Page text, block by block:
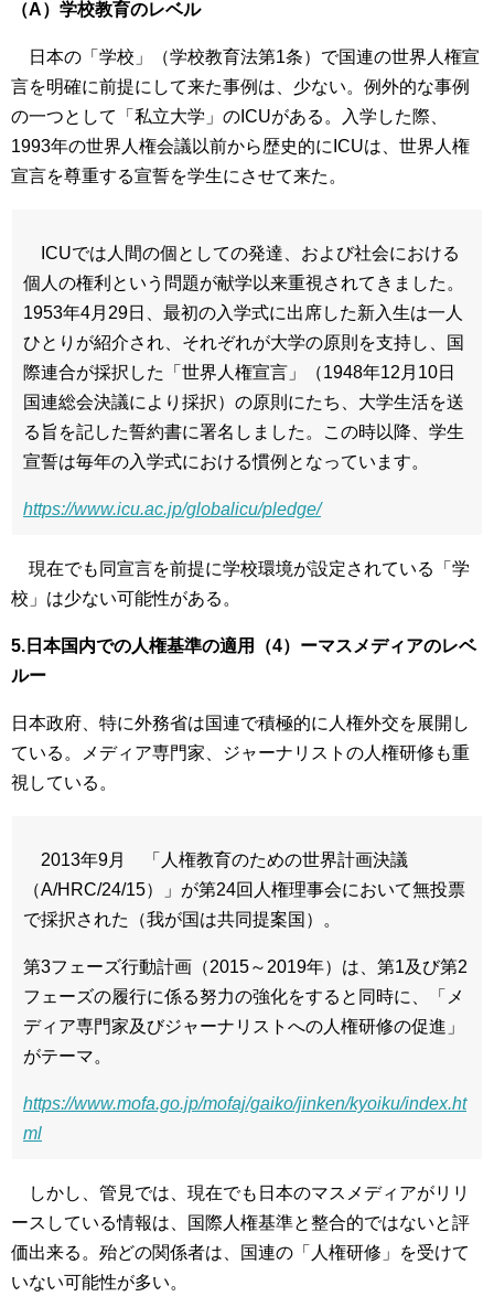
（A）学校教育のレベル
日本の「学校」（学校教育法第1条）で国連の世界人権宣
言を明確に前提にして来た事例は、少ない。例外的な事例
の一つとして「私立大学」のICUがある。入学した際、
1993年の世界人権会議以前から歴史的にICUは、世界人権
宣言を尊重する宣誓を学生にさせて来た。
ICUでは人間の個としての発達、および社会における
個人の権利という問題が献学以来重視されてきました。
1953年4月29日、最初の入学式に出席した新入生は一人
ひとりが紹介され、それぞれが大学の原則を支持し、国
際連合が採択した「世界人権宣言」（1948年12月10日
国連総会決議により採択）の原則にたち、大学生活を送
る旨を記した誓約書に署名しました。この時以降、学生
宣誓は毎年の入学式における慣例となっています。
https://www.icu.ac.jp/globalicu/pledge/
現在でも同宣言を前提に学校環境が設定されている「学
校」は少ない可能性がある。
5.日本国内での人権基準の適用（4）ーマスメディアのレベ
ルー
日本政府、特に外務省は国連で積極的に人権外交を展開し
ている。メディア専門家、ジャーナリストの人権研修も重
視している。
2013年9月 「人権教育のための世界計画決議
（A/HRC/24/15）」が第24回人権理事会において無投票
で採択された（我が国は共同提案国）。
第3フェーズ行動計画（2015～2019年）は、第1及び第2
フェーズの履行に係る努力の強化をすると同時に、「メ
ディア専門家及びジャーナリストへの人権研修の促進」
がテーマ。
https://www.mofa.go.jp/mofaj/gaiko/jinken/kyoiku/index.ht
ml
しかし、管見では、現在でも日本のマスメディアがリリ
ースしている情報は、国際人権基準と整合的ではないと評
価出来る。殆どの関係者は、国連の「人権研修」を受けて
いない可能性が多い。